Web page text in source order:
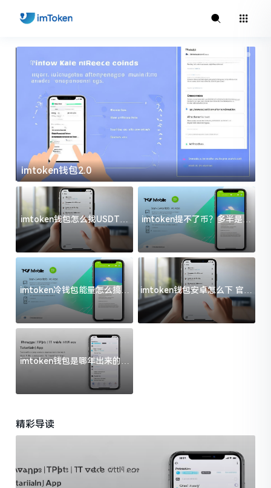
imtoken钱包2.0
imtoken钱包怎么找USDT地
址？三步搞定不踩坑
imtoken提不了币？多半是这
几件事没处理好
imtoken冷钱包能量怎么搞？
过来人告诉你门道
imtoken钱包安卓怎么下 官方
渠道避坑指南
imtoken钱包是哪年出来的？
一文给你说清楚
精彩导读